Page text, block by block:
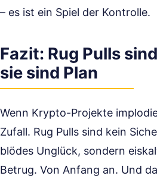
– es ist ein Spiel der Kontrolle.
Fazit: Rug Pulls
sie sind Plan
Wenn Krypto-Projekte
Zufall. Rug Pulls sind kein
blödes Unglück, sondern
Betrug. Von Anfang an. Und